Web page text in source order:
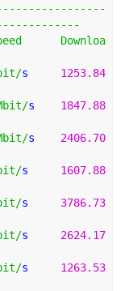
Downloa
/s 1253.84
/s 1847.88
/s 2406.70
/s 1607.88
/s 3786.73
/s 2624.17
/s 1263.53